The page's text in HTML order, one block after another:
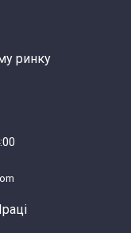
ринку